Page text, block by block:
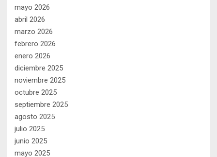
mayo 2026
abril 2026
marzo 2026
febrero 2026
enero 2026
diciembre 2025
noviembre 2025
octubre 2025
septiembre 2025
agosto 2025
julio 2025
junio 2025
mayo 2025